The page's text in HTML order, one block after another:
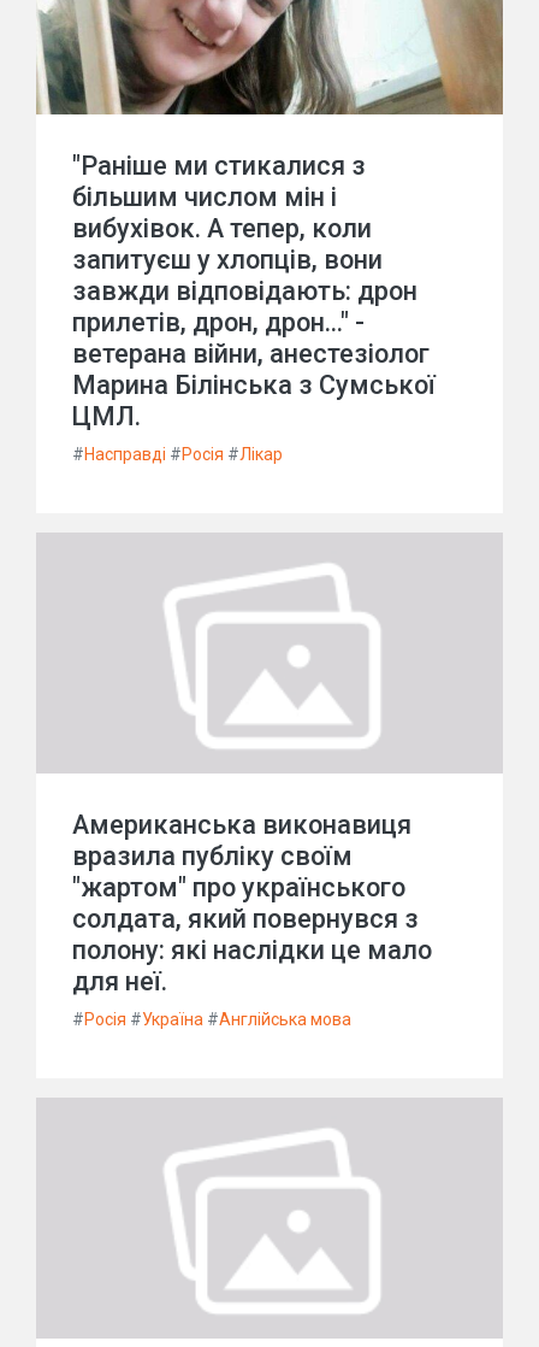
"Раніше ми стикалися з
більшим числом мін і
вибухівок. А тепер, коли
запитуєш у хлопців, вони
завжди відповідають: дрон
прилетів, дрон, дрон..." -
ветерана війни, анестезіолог
Марина Білінська з Сумської
ЦМЛ.
#Насправді #Росія #Лікар
Американська виконавиця
вразила публіку своїм
"жартом" про українського
солдата, який повернувся з
полону: які наслідки це мало
для неї.
#Росія #Україна #Англійська мова